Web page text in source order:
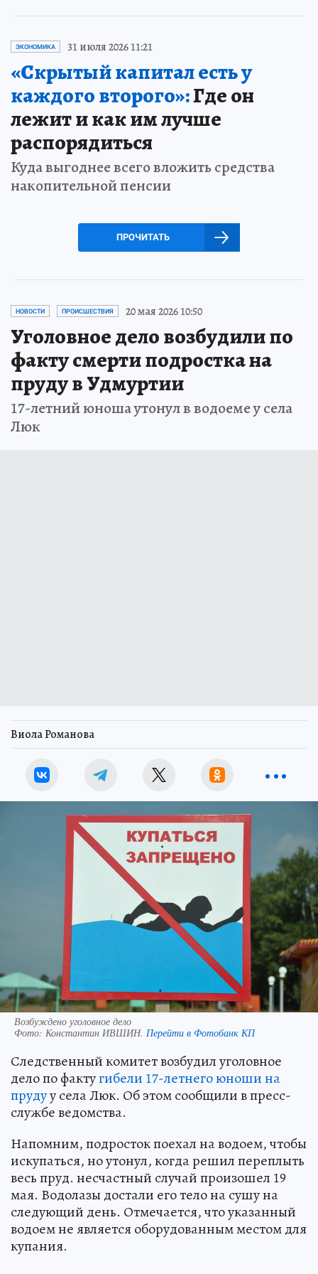
ЭКОНОМИКА 31 июля 2026 11:21
«Скрытый капитал есть у
каждого второго»:Где он
лежит и как им лучше
распорядиться
Куда выгоднее всего вложить средства
накопительной пенсии
ПРОЧИТАТЬ
НОВОСТИ ПРОИСШЕСТВИЯ 20 мая 2026 10:50
Уголовное дело возбудили по
факту смерти подростка на
пруду в Удмуртии
17-летний юноша утонул в водоеме у села
Люк
Виола Романова
Возбуждено уголовное дело
Фото: Константин ИВШИН. Перейти в Фотобанк КП
Следственный комитет возбудил уголовное
дело по фактугибели 17-летнего юноши на
прудуу села Люк. Об этом сообщили в пресс-
службе ведомства.
Напомним, подросток поехал на водоем, чтобы
искупаться, но утонул, когда решил переплыть
весь пруд. несчастный случай произошел 19
мая. Водолазы достали его тело на сушу на
следующий день. Отмечается, что указанный
водоем не является оборудованным местом для
купания.